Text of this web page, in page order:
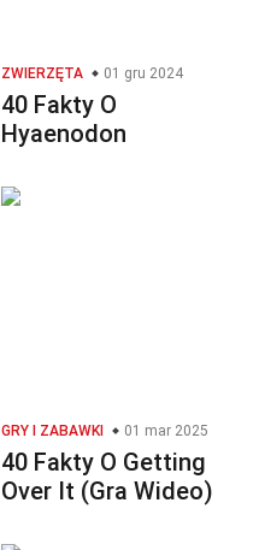
ZWIERZĘTA 01 gru 2024
40 Fakty O
Hyaenodon
GRY I ZABAWKI 01 mar 2025
40 Fakty O Getting
Over It (Gra Wideo)